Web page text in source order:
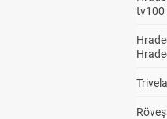
tv100